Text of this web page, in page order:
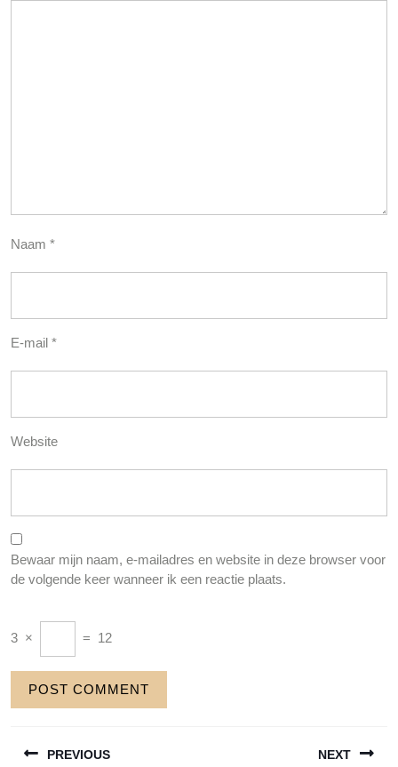
Naam *
E-mail *
Website
Bewaar mijn naam, e-mailadres en website in deze browser voor
de volgende keer wanneer ik een reactie plaats.
3 × = 12
PREVIOUS NEXT